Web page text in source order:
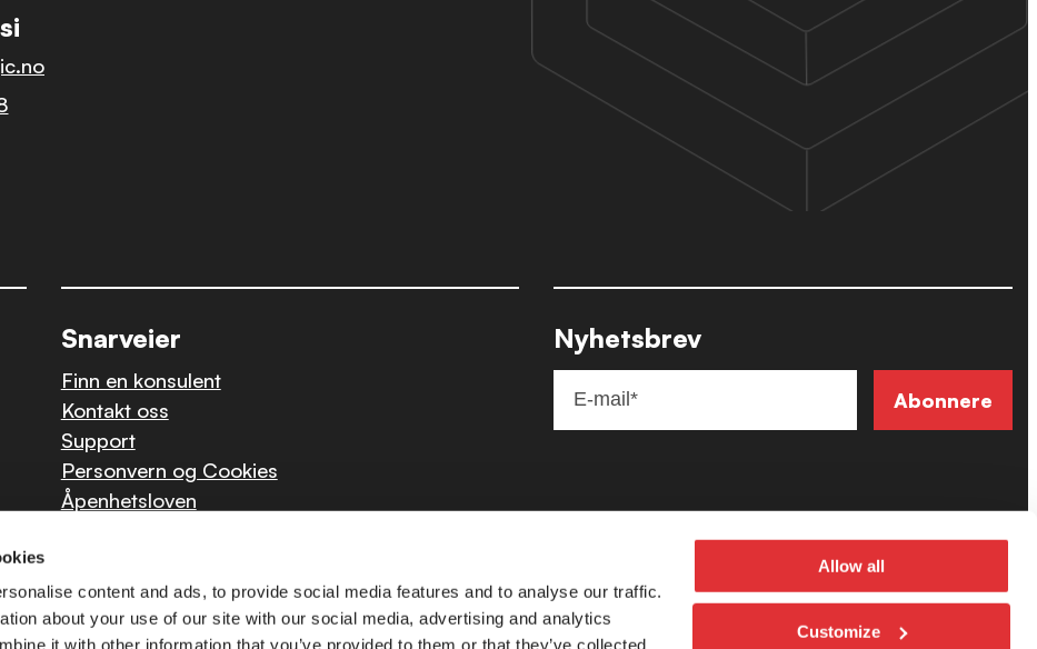
content and ads, to provide social media features and to analyse our traffic.
about your use of our site with our social media, advertising and analytics
it with other information that you’ve provided to them or that they’ve collected
Allow all
Customize
Snarveier
Finn en konsulent
Kontakt oss
Support
Personvern og Cookies
Åpenhetsloven
Nyhetsbrev